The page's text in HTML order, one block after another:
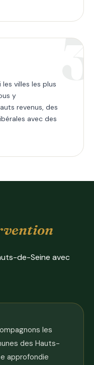
villes les plus
y
revenus, des
avec des
de-Seine avec
les
des Hauts-
approfondie